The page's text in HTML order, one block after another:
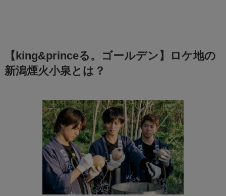
【king&princeる。ゴールデン】ロケ地の
新潟煙火小泉とは？